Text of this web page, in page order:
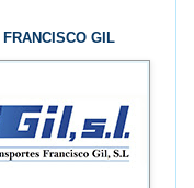
GIL